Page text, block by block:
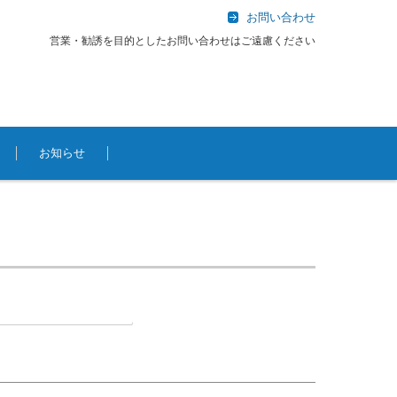
お問い合わせ
営業・勧誘を目的としたお問い合わせはご遠慮ください
お知らせ